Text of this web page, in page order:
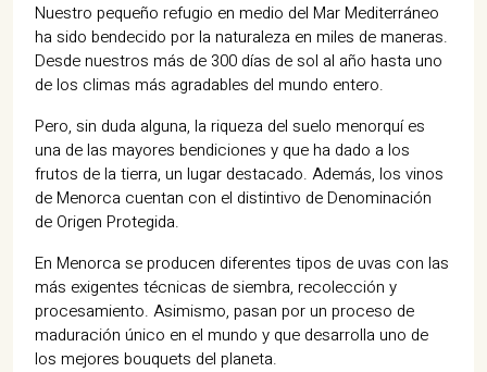
Nuestro pequeño refugio en medio del Mar Mediterráneo
ha sido bendecido por la naturaleza en miles de maneras.
Desde nuestros más de 300 días de sol al año hasta uno
de los climas más agradables del mundo entero.
Pero, sin duda alguna, la riqueza del suelo menorquí es
una de las mayores bendiciones y que ha dado a los
frutos de la tierra, un lugar destacado. Además, los vinos
de Menorca cuentan con el distintivo de Denominación
de Origen Protegida.
En Menorca se producen diferentes tipos de uvas con las
más exigentes técnicas de siembra, recolección y
procesamiento. Asimismo, pasan por un proceso de
maduración único en el mundo y que desarrolla uno de
los mejores bouquets del planeta.